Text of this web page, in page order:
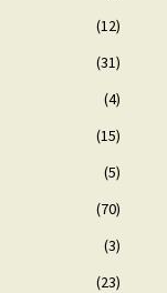
(12)
(31)
(4)
(15)
(5)
(70)
(3)
(23)